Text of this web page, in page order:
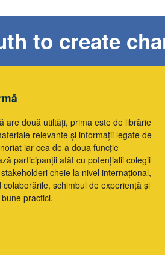
to create
are două utiltăți, prima este de librărie
relevante și informații legate de
iar cea de a doua funcție
participanții atât cu potențialii colegii
cheie la nivel internațional,
colaborările, schimbul de experiență și
practici.